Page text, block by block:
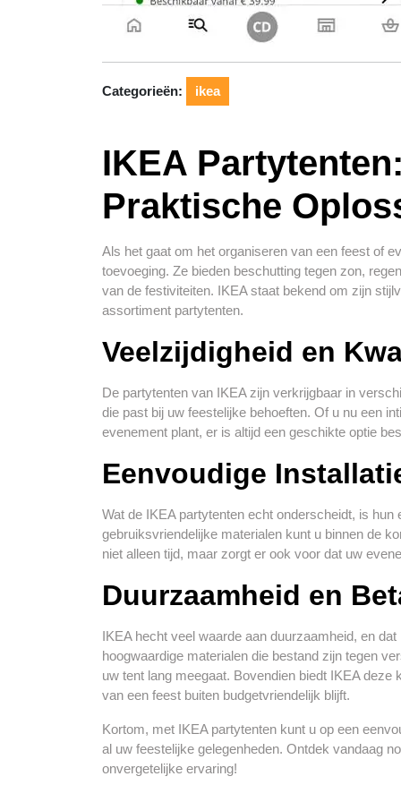
Categorieën: ikea
IKEA
Praktische
Als het gaat om het organiseren van een feest of
toevoeging. Ze bieden beschutting tegen zon,
van de festiviteiten. IKEA staat bekend om zijn
assortiment partytenten.
Veelzijdigheid en
De partytenten van IKEA zijn verkrijgbaar in
die past bij uw feestelijke behoeften. Of u nu een
evenement plant, er is altijd een geschikte optie
Eenvoudige
Wat de IKEA partytenten echt onderscheidt, is
gebruiksvriendelijke materialen kunt u binnen de
niet alleen tijd, maar zorgt er ook voor dat uw
Duurzaamheid en
IKEA hecht veel waarde aan duurzaamheid, en
hoogwaardige materialen die bestand zijn tegen
uw tent lang meegaat. Bovendien biedt IKEA
van een feest buiten budgetvriendelijk blijft.
Kortom, met IKEA partytenten kunt u op een
al uw feestelijke gelegenheden. Ontdek vandaag
onvergetelijke ervaring!